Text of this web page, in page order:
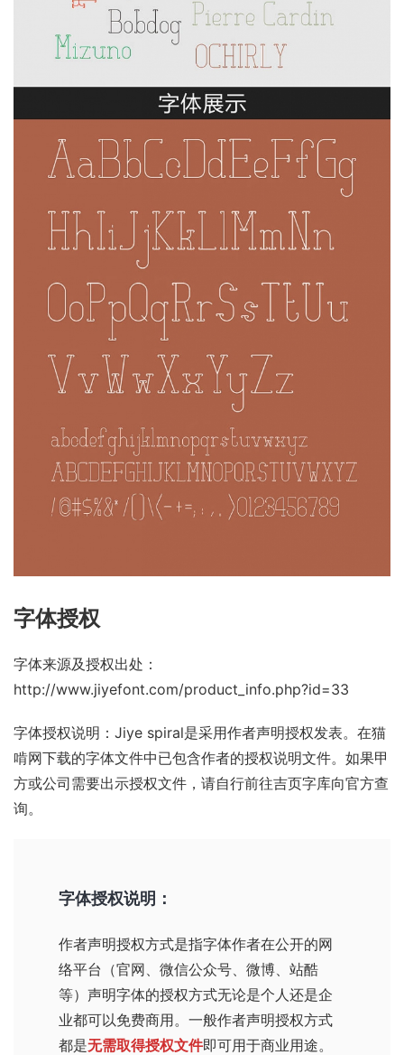
字体授权
字体来源及授权出处：
http://www.jiyefont.com/product_info.php?id=33
字体授权说明：Jiye spiral是采用作者声明授权发表。在猫
啃网下载的字体文件中已包含作者的授权说明文件。如果甲
方或公司需要出示授权文件，请自行前往吉页字库向官方查
询。
字体授权说明：
作者声明授权方式是指字体作者在公开的网
络平台（官网、微信公众号、微博、站酷
等）声明字体的授权方式无论是个人还是企
业都可以免费商用。一般作者声明授权方式
都是无需取得授权文件即可用于商业用途。